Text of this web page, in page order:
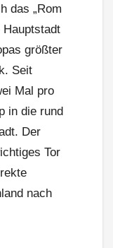
das „Rom
Hauptstadt
größter
Seit
Mal pro
in die rund
Der
Tor
nach